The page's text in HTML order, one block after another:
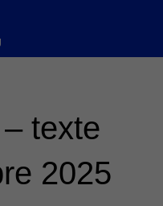
texte
2025